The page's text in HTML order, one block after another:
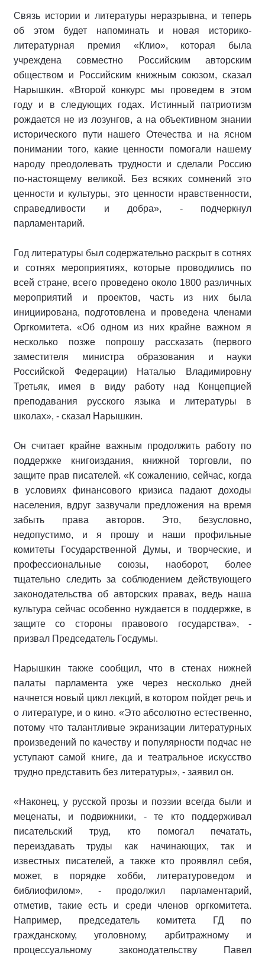
Связь истории и литературы неразрывна, и теперь
об этом будет напоминать и новая историко-
литературная премия «Клио», которая была
учреждена совместно Российским авторским
обществом и Российским книжным союзом, сказал
Нарышкин. «Второй конкурс мы проведем в этом
году и в следующих годах. Истинный патриотизм
рождается не из лозунгов, а на объективном знании
исторического пути нашего Отечества и на ясном
понимании того, какие ценности помогали нашему
народу преодолевать трудности и сделали Россию
по-настоящему великой. Без всяких сомнений это
ценности и культуры, это ценности нравственности,
справедливости и добра», - подчеркнул
парламентарий.
Год литературы был содержательно раскрыт в сотнях
и сотнях мероприятиях, которые проводились по
всей стране, всего проведено около 1800 различных
мероприятий и проектов, часть из них была
инициирована, подготовлена и проведена членами
Оргкомитета. «Об одном из них крайне важном я
несколько позже попрошу рассказать (первого
заместителя министра образования и науки
Российской Федерации) Наталью Владимировну
Третьяк, имея в виду работу над Концепцией
преподавания русского языка и литературы в
школах», - сказал Нарышкин.
Он считает крайне важным продолжить работу по
поддержке книгоиздания, книжной торговли, по
защите прав писателей. «К сожалению, сейчас, когда
в условиях финансового кризиса падают доходы
населения, вдруг зазвучали предложения на время
забыть права авторов. Это, безусловно,
недопустимо, и я прошу и наши профильные
комитеты Государственной Думы, и творческие, и
профессиональные союзы, наоборот, более
тщательно следить за соблюдением действующего
законодательства об авторских правах, ведь наша
культура сейчас особенно нуждается в поддержке, в
защите со стороны правового государства», -
призвал Председатель Госдумы.
Нарышкин также сообщил, что в стенах нижней
палаты парламента уже через несколько дней
начнется новый цикл лекций, в котором пойдет речь и
о литературе, и о кино. «Это абсолютно естественно,
потому что талантливые экранизации литературных
произведений по качеству и популярности подчас не
уступают самой книге, да и театральное искусство
трудно представить без литературы», - заявил он.
«Наконец, у русской прозы и поэзии всегда были и
меценаты, и подвижники, - те кто поддерживал
писательский труд, кто помогал печатать,
переиздавать труды как начинающих, так и
известных писателей, а также кто проявлял себя,
может, в порядке хобби, литературоведом и
библиофилом», - продолжил парламентарий,
отметив, такие есть и среди членов оргкомитета.
Например, председатель комитета ГД по
гражданскому, уголовному, арбитражному и
процессуальному законодательству Павел